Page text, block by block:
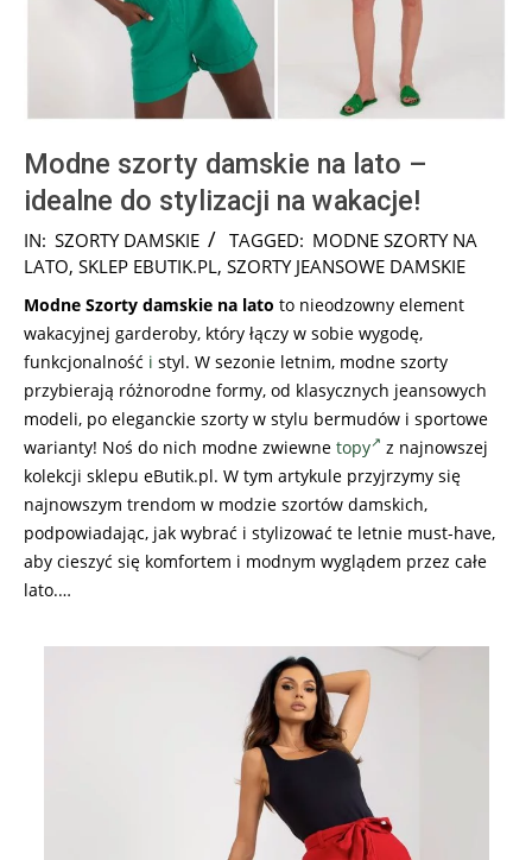
Modne szorty damskie na lato –
idealne do stylizacji na wakacje!
2026-
07-
IN: SZORTY DAMSKIE TAGGED: MODNE SZORTY NA
LATO, SKLEP EBUTIK.PL, SZORTY JEANSOWE DAMSKIE
Modne Szorty damskie na lato to nieodzowny element
wakacyjnej garderoby, który łączy w sobie wygodę,
funkcjonalność i styl. W sezonie letnim, modne szorty
przybierają różnorodne formy, od klasycznych jeansowych
modeli, po eleganckie szorty w stylu bermudów i sportowe
warianty! Noś do nich modne zwiewne topy
z najnowszej
kolekcji sklepu eButik.pl. W tym artykule przyjrzymy się
najnowszym trendom w modzie szortów damskich,
podpowiadając, jak wybrać i stylizować te letnie must-have,
aby cieszyć się komfortem i modnym wyglądem przez całe
lato.…